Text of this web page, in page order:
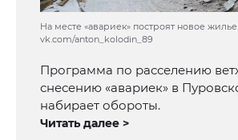
На месте «авариек» построят новое
vk.com/anton_kolodin_89
Программа по расселению
снесению «авариек» в
набирает обороты.
Читать далее >